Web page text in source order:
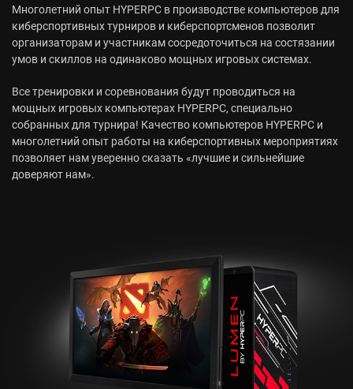
Многолетний опыт HYPERPC в производстве компьютеров для
киберспортивных турниров и киберспортсменов позволит
организаторам и участникам сосредоточиться на состязании
умов и скиллов на одинаково мощных игровых системах.
Все тренировки и соревнования будут проводиться на
мощных игровых компьютерах HYPERPC, специально
собранных для турнира! Качество компьютеров HYPERPC и
многолетний опыт работы на киберспортивных мероприятиях
позволяет нам уверенно сказать «лучшие и сильнейшие
доверяют нам».